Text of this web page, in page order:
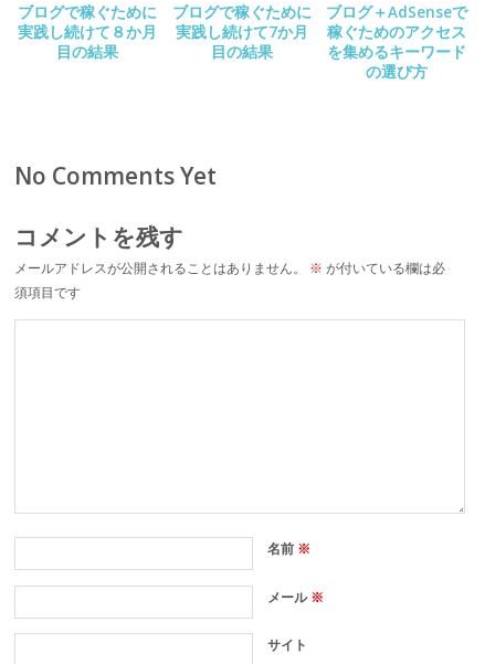
ブログで稼ぐために
実践し続けて８か月
目の結果
ブログで稼ぐために
実践し続けて7か月
目の結果
ブログ＋AdSenseで
稼ぐためのアクセス
を集めるキーワード
の選び方
No Comments Yet
コメントを残す
メールアドレスが公開されることはありません。 ※ が付いている欄は必
須項目です
名前 ※
メール※
サイト